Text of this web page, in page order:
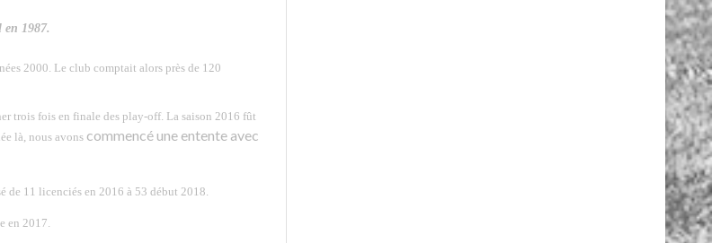
1987.
2000. Le club comptait alors près de 120
trois fois en finale des play-off. La saison 2016 fût
là, nous avons commencé une entente avec
de 11 licenciés en 2016 à 53 début 2018.
en 2017.